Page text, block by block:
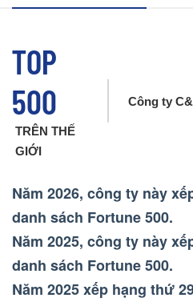
TOP
500
TRÊN THẾ
GIỚI
Công ty
Năm 2026, công ty này
danh sách Fortune 500.
Năm 2025, công ty này
danh sách Fortune 500.
Năm 2025 xếp hạng thứ